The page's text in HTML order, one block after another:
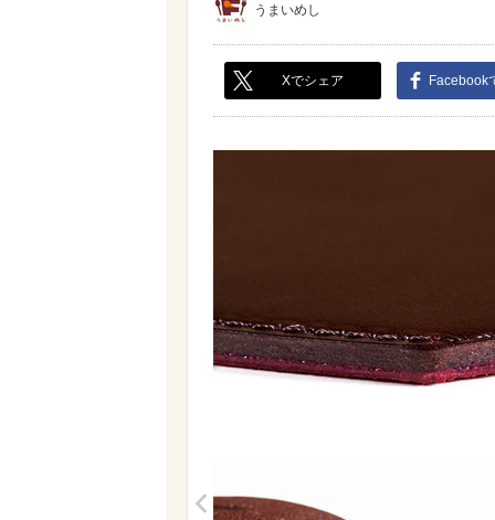
うまいめし
Xでシェア Facebook